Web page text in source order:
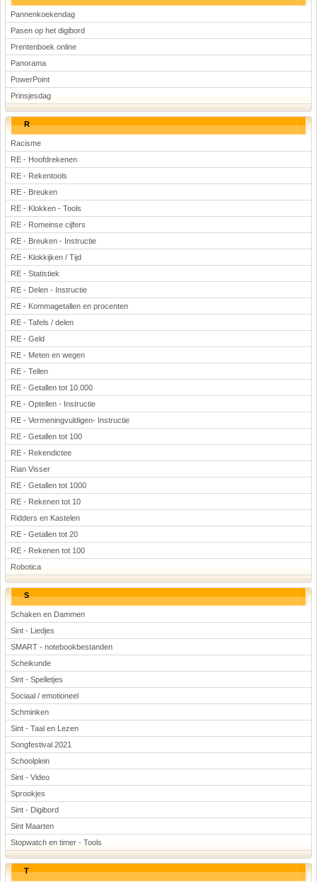
Pannenkoekendag
Pasen op het digibord
Prentenboek online
Panorama
PowerPoint
Prinsjesdag
R
Racisme
RE - Hoofdrekenen
RE - Rekentools
RE - Breuken
RE - Klokken - Tools
RE - Romeinse cijfers
RE - Breuken - Instructie
RE - Klokkijken / Tijd
RE - Statistiek
RE - Delen - Instructie
RE - Kommagetallen en procenten
RE - Tafels / delen
RE - Geld
RE - Meten en wegen
RE - Tellen
RE - Getallen tot 10.000
RE - Optellen - Instructie
RE - Vermeningvuldigen- Instructie
RE - Getallen tot 100
RE - Rekendictee
Rian Visser
RE - Getallen tot 1000
RE - Rekenen tot 10
Ridders en Kastelen
RE - Getallen tot 20
RE - Rekenen tot 100
Robotica
S
Schaken en Dammen
Sint - Liedjes
SMART - notebookbestanden
Scheikunde
Sint - Spelletjes
Sociaal / emotioneel
Schminken
Sint - Taal en Lezen
Songfestival 2021
Schoolplein
Sint - Video
Sprookjes
Sint - Digibord
Sint Maarten
Stopwatch en timer - Tools
T